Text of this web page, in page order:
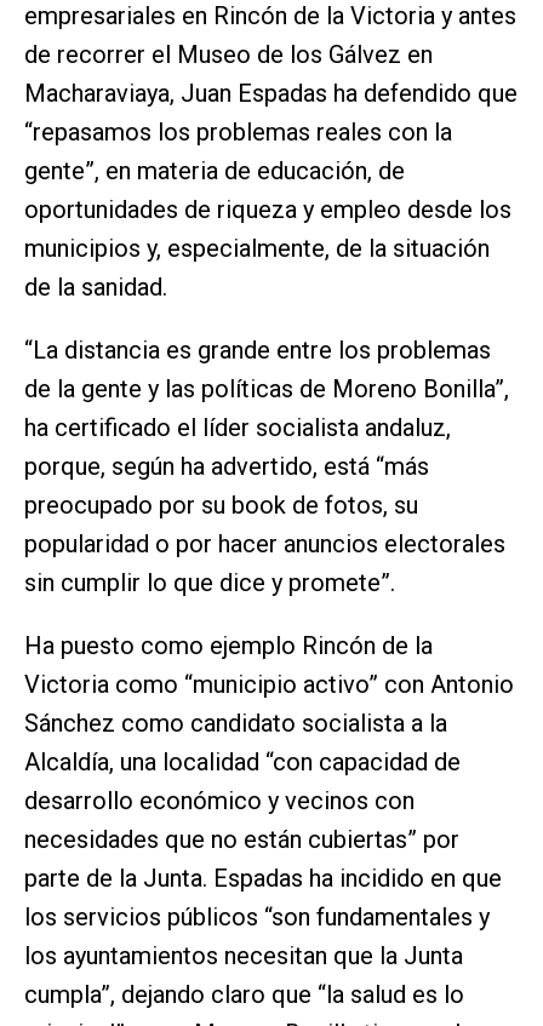
empresariales en Rincón de la Victoria y antes
de recorrer el Museo de los Gálvez en
Macharaviaya, Juan Espadas ha defendido que
“repasamos los problemas reales con la
gente”, en materia de educación, de
oportunidades de riqueza y empleo desde los
municipios y, especialmente, de la situación
de la sanidad.
“La distancia es grande entre los problemas
de la gente y las políticas de Moreno Bonilla”,
ha certificado el líder socialista andaluz,
porque, según ha advertido, está “más
preocupado por su book de fotos, su
popularidad o por hacer anuncios electorales
sin cumplir lo que dice y promete”.
Ha puesto como ejemplo Rincón de la
Victoria como “municipio activo” con Antonio
Sánchez como candidato socialista a la
Alcaldía, una localidad “con capacidad de
desarrollo económico y vecinos con
necesidades que no están cubiertas” por
parte de la Junta. Espadas ha incidido en que
los servicios públicos “son fundamentales y
los ayuntamientos necesitan que la Junta
cumpla”, dejando claro que “la salud es lo